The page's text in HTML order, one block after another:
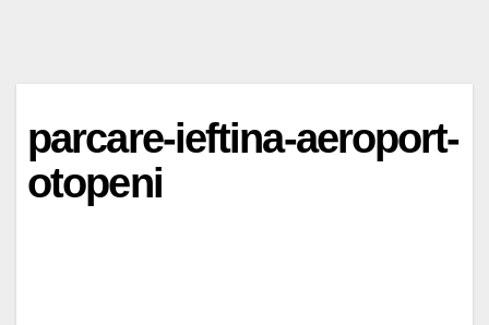
parcare-ieftina-aeroport-
otopeni